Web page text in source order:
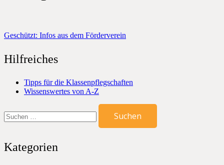
Geschützt: Infos aus dem Förderverein
Hilfreiches
Tipps für die Klassenpflegschaften
Wissenswertes von A-Z
nach:
Kategorien